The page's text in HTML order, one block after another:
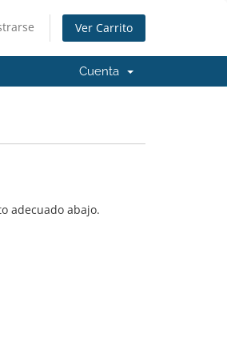
Ver Carrito
Cuenta
adecuado abajo.